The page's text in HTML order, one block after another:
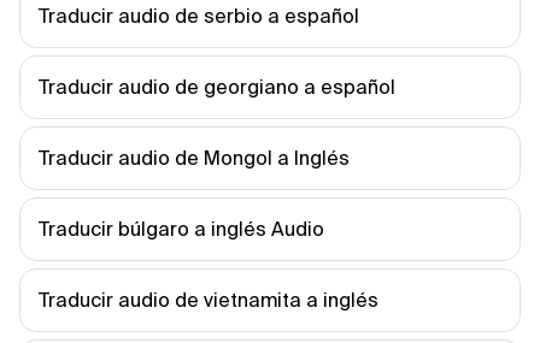
Traducir audio de serbio a español
Traducir audio de georgiano a español
Traducir audio de Mongol a Inglés
Traducir búlgaro a inglés Audio
Traducir audio de vietnamita a inglés